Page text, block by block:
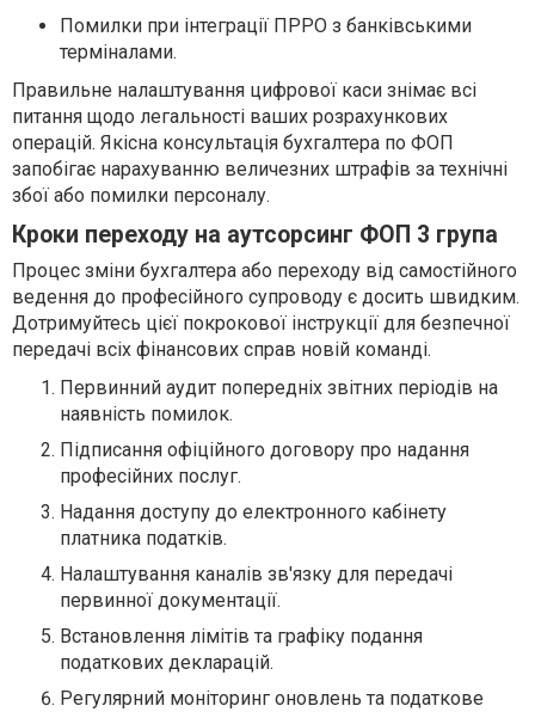
Помилки при інтеграції ПРРО з банківськими
терміналами.
Правильне налаштування цифрової каси знімає всі
питання щодо легальності ваших розрахункових
операцій. Якісна консультація бухгалтера по ФОП
запобігає нарахуванню величезних штрафів за технічні
збої або помилки персоналу.
Кроки переходу на аутсорсинг ФОП 3 група
Процес зміни бухгалтера або переходу від самостійного
ведення до професійного супроводу є досить швидким.
Дотримуйтесь цієї покрокової інструкції для безпечної
передачі всіх фінансових справ новій команді.
Первинний аудит попередніх звітних періодів на
наявність помилок.
Підписання офіційного договору про надання
професійних послуг.
Надання доступу до електронного кабінету
платника податків.
Налаштування каналів зв'язку для передачі
первинної документації.
Встановлення лімітів та графіку подання
податкових декларацій.
Регулярний моніторинг оновлень та податкове